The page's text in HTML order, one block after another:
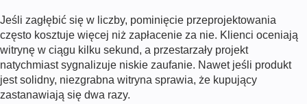
Jeśli zagłębić się w liczby, pominięcie przeprojektowania
często kosztuje więcej niż zapłacenie za nie. Klienci oceniają
witrynę w ciągu kilku sekund, a przestarzały projekt
natychmiast sygnalizuje niskie zaufanie. Nawet jeśli produkt
jest solidny, niezgrabna witryna sprawia, że kupujący
zastanawiają się dwa razy.